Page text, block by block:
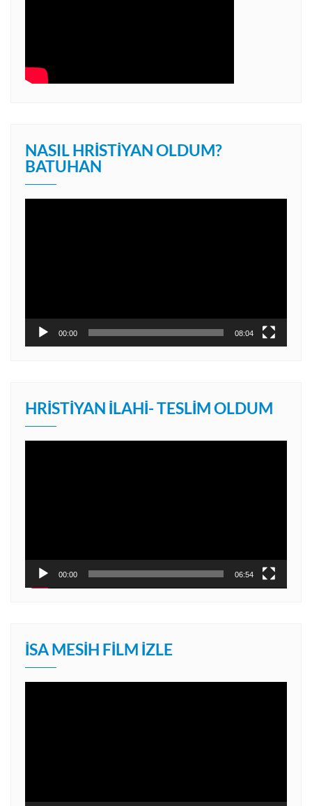
NASIL HRISTIYAN OLDUM?
BATUHAN
00:00 08:04
HRISTIYAN İLAHI- TESLIM OLDUM
00:00 06:54
İSA MESIH FILM İZLE